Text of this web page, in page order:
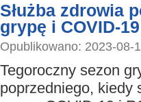
Służba zdrowia
grypę i COVID-19
Opublikowano: 2023-08-
Tegoroczny sezon
poprzedniego, kiedy